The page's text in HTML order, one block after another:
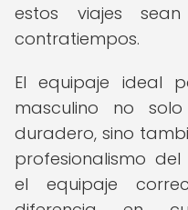
estos viajes
contratiempos.
El equipaje ideal
masculino no
duradero, sino
profesionalismo
el equipaje